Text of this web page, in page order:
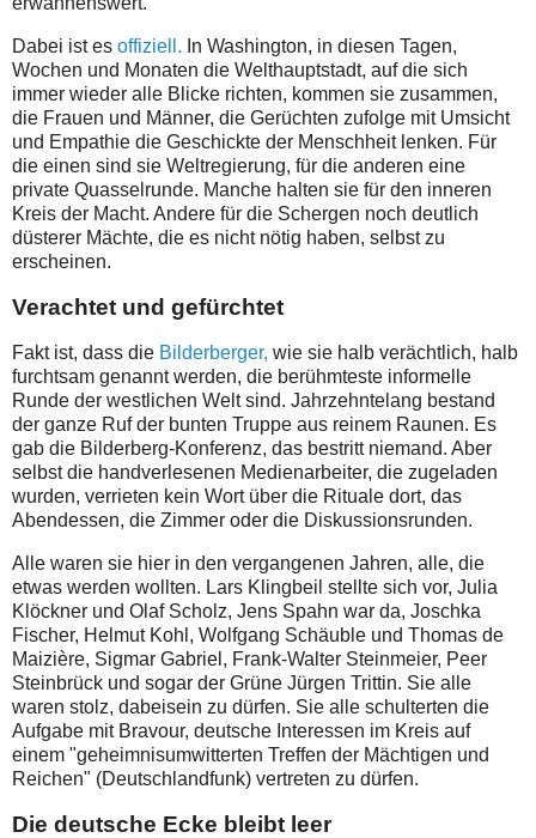
Dabei ist es offiziell. In Washington, in diesen Tagen,
Wochen und Monaten die Welthauptstadt, auf die sich
immer wieder alle Blicke richten, kommen sie zusammen,
die Frauen und Männer, die Gerüchten zufolge mit Umsicht
und Empathie die Geschickte der Menschheit lenken. Für
die einen sind sie Weltregierung, für die anderen eine
private Quasselrunde. Manche halten sie für den inneren
Kreis der Macht. Andere für die Schergen noch deutlich
düsterer Mächte, die es nicht nötig haben, selbst zu
erscheinen.
Verachtet und gefürchtet
Fakt ist, dass die Bilderberger, wie sie halb verächtlich, halb
furchtsam genannt werden, die berühmteste informelle
Runde der westlichen Welt sind. Jahrzehntelang bestand
der ganze Ruf der bunten Truppe aus reinem Raunen. Es
gab die Bilderberg-Konferenz, das bestritt niemand. Aber
selbst die handverlesenen Medienarbeiter, die zugeladen
wurden, verrieten kein Wort über die Rituale dort, das
Abendessen, die Zimmer oder die Diskussionsrunden.
Alle waren sie hier in den vergangenen Jahren, alle, die
etwas werden wollten. Lars Klingbeil stellte sich vor, Julia
Klöckner und Olaf Scholz, Jens Spahn war da, Joschka
Fischer, Helmut Kohl, Wolfgang Schäuble und Thomas de
Maizière, Sigmar Gabriel, Frank-Walter Steinmeier, Peer
Steinbrück und sogar der Grüne Jürgen Trittin. Sie alle
waren stolz, dabeisein zu dürfen. Sie alle schulterten die
Aufgabe mit Bravour, deutsche Interessen im Kreis auf
einem "geheimnisumwitterten Treffen der Mächtigen und
Reichen" (Deutschlandfunk) vertreten zu dürfen.
Die deutsche Ecke bleibt leer